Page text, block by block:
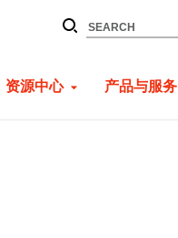
资源中心 产品与服务